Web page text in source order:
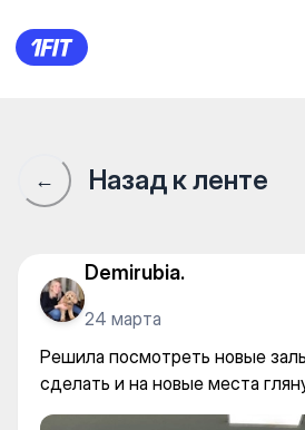
Arasan
← Назад к ленте
Demirubia.
24 марта
Решила посмотреть новые
сделать и на новые места